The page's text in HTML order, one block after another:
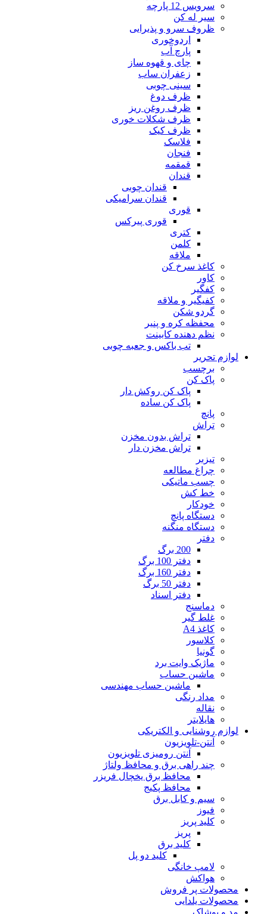
سرویس 12 پارچه
سیر له کن
ظروف سرو و پذیرایی
اردوخوری
پارچ آب
چای و قهوه ساز
زعفران ساب
سینی چوبی
ظرف دوغ
ظرف روغن ریز
ظرف شکلات خوری
ظرف کیک
فلاسک
فنجان
قمقمه
قندان
قندان چوبی
قندان سرامیکی
قوری
قوری پیرکس
کتری
کلمن
ملاقه
کاغذ سرخ کن
کاور
کفگیر
کفیگیر و ملاقه
گردو شکن
محفظه کره و پنیر
نظم دهنده کابینت
تب باکس و جعبه چوبی
لوازم تحریر
برچسب
پاک کن
پاک کن روکش دار
پاک کن ساده
پانچ
تراش
تراش بدون مخزن
تراش مخزن دار
تیزبر
چراغ مطالعه
چسب ماتیکی
خط کش
خودکار
دستگاه پانچ
دستگاه منگنه
دفتر
200 برگ
دفتر 100 برگ
دفتر 160 برگ
دفتر 50 برگ
دفتر اسناد
دماسنج
غلط گیر
کاغذ A4
کلاسور
گونیا
ماژیک وایت برد
ماشین حساب
ماشین حساب مهندسی
مداد رنگی
نقاله
هایلایتر
لوازم روشنایی و الکتریکی
آنتن-تلویزیون
آنتن رومیزی تلویزیون
چند راهی برق و محافظ ولتاژ
محافظ برق یخچال فریزر
محافظ پکیج
سیم و کابل برق
فیوز
کلید پریز
پریز
کلید برق
کلید دو پل
لامپ خانگی
هواکش
محصولات پر فروش
محصولات یلدایی
مد و پوشاک